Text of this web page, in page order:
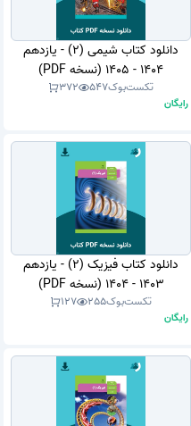
دانلود کتاب شیمی (2) - یازدهم
1404 - 1405 (نسخه PDF)
تکست‌بوک547
372
رایگان
دانلود کتاب فیزیک (2) - یازدهم
1403 - 1404 (نسخه PDF)
تکست‌بوک255
127
رایگان